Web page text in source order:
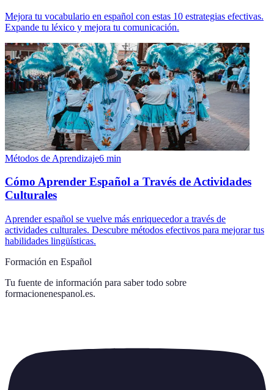
Mejora tu vocabulario en español con estas 10 estrategias efectivas.
Expande tu léxico y mejora tu comunicación.
Métodos de Aprendizaje6 min
Cómo Aprender Español a Través de Actividades
Culturales
Aprender español se vuelve más enriquecedor a través de
actividades culturales. Descubre métodos efectivos para mejorar tus
habilidades lingüísticas.
Formación en Español
Tu fuente de información para saber todo sobre
formacionenespanol.es.